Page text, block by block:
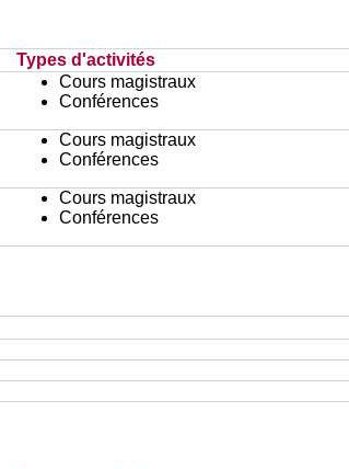
Types d'activités
Cours magistraux
Conférences
Cours magistraux
Conférences
Cours magistraux
Conférences